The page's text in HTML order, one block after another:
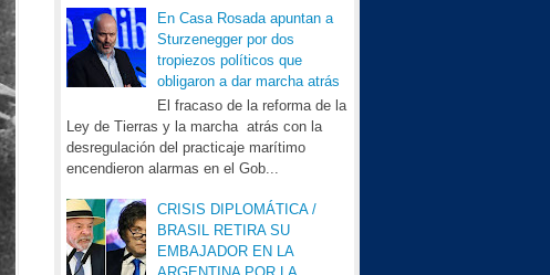
En Casa Rosada apuntan a
Sturzenegger por dos
tropiezos políticos que
obligaron a dar marcha atrás
El fracaso de la reforma de la
Ley de Tierras y la marcha atrás con la
desregulación del practicaje marítimo
encendieron alarmas en el Gob...
CRISIS DIPLOMÁTICA /
BRASIL RETIRA SU
EMBAJADOR EN LA